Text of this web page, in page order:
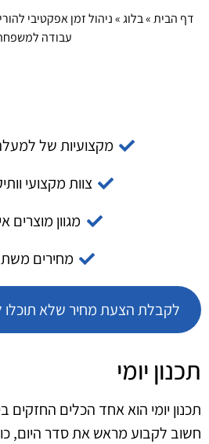
דף הבית»בלוג»ניהול זמן אפקטיבי
עבודה
מקצועיות של למעלה מ-
צוות מקצועי
מגוון מוצרים
מחירים
לקבלת הצעת מחיר שלא תוכלו
תכנון יומי
תכנון יומי הוא אחד הכלים החזקים
חשוב לקבוע מראש את סדר היום,